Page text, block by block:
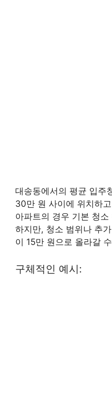
대송동에서의 평균 입주
30만 원 사이에 위치하
아파트의 경우 기본 청
하지만, 청소 범위나 추
이 15만 원으로 올라갈
구체적인 예시: